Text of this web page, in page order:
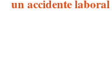
un accidente laboral